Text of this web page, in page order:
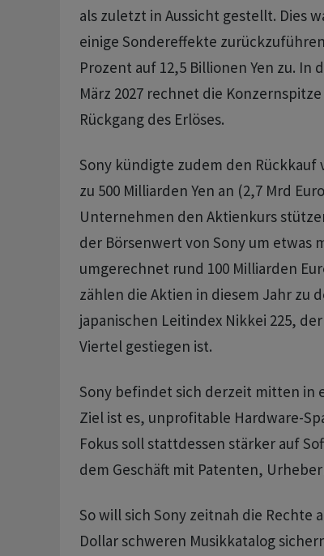
als zuletzt in Aussicht gestellt. Dies
einige Sondereffekte
Prozent auf 12,5 Billionen Yen zu. In
März 2027 rechnet die
Rückgang des Erlöses.
Sony kündigte zudem den Rückkauf
zu 500 Milliarden Yen an (2,7 Mrd
Unternehmen den Aktienkurs
der Börsenwert von Sony um etwas
umgerechnet rund 100 Milliarden
zählen die Aktien in diesem Jahr zu
japanischen Leitindex Nikkei 225,
Viertel gestiegen ist.
Sony befindet sich derzeit mitten in
Ziel ist es, unprofitable Hardware-
Fokus soll stattdessen stärker auf
dem Geschäft mit Patenten,
So will sich Sony zeitnah die Rechte
Dollar schweren Musikkatalog